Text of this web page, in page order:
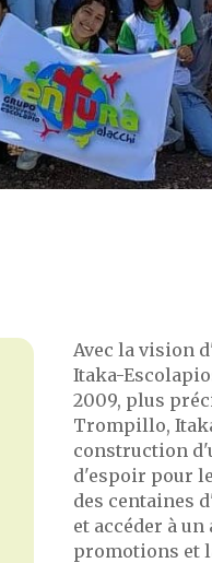
Avec la vision
Itaka-
2009, plus
Trompillo,
construction
d'espoir pour
des centaines
et accéder à
promotions et